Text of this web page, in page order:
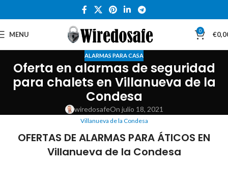
MENU 0 €
ALARMAS PARA CASA
Oferta en alarmas de seguridad
para chalets en Villanueva de la
Condesa
wiredosafeOn julio 18, 2021
Villanueva de la Condesa
OFERTAS DE ALARMAS PARA ÁTICOS EN
Villanueva de la Condesa